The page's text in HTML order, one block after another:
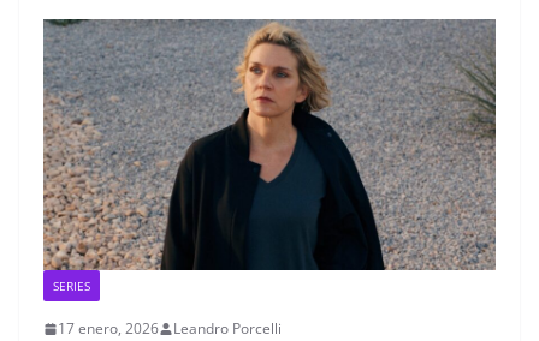
SERIES
17 enero, 2026 Leandro Porcelli